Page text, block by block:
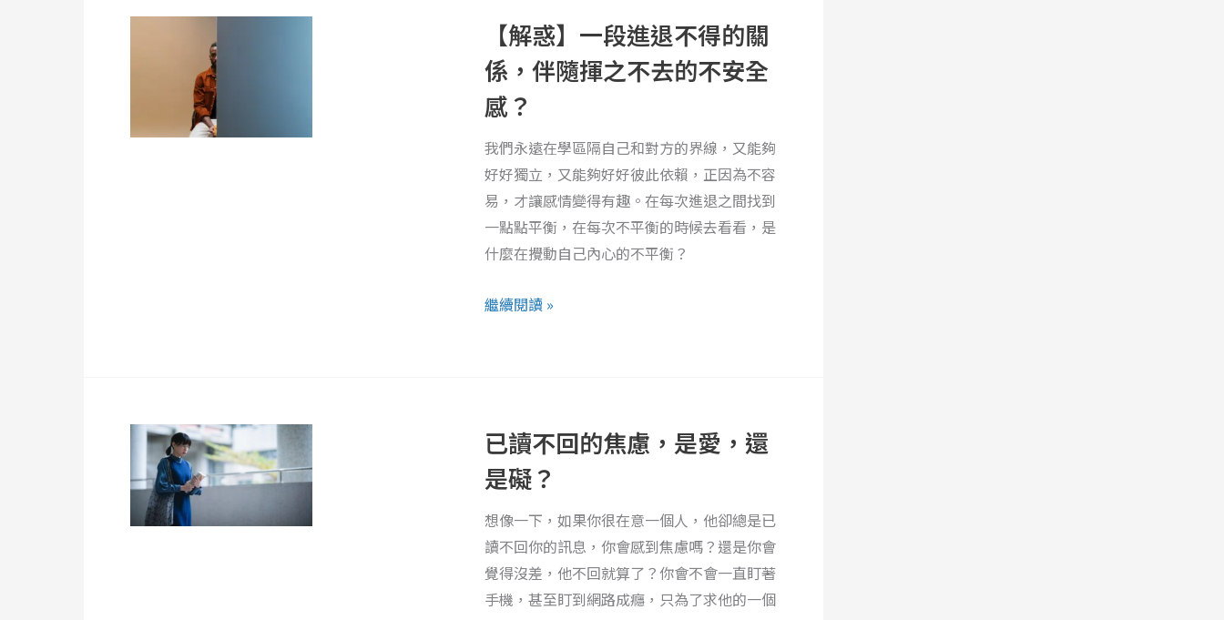
【解惑】一段進退不得的關
係，伴隨揮之不去的不安全
感？
我們永遠在學區隔自己和對方的界線，又能夠
好好獨立，又能夠好好彼此依賴，正因為不容
易，才讓感情變得有趣。在每次進退之間找到
一點點平衡，在每次不平衡的時候去看看，是
什麼在攪動自己內心的不平衡？
段
進
退
不
得
的
係，
隨
的
不
安
全
感？
繼續閱讀 »
已讀不回的焦慮，是愛，還
是礙？
想像一下，如果你很在意一個人，他卻總是已
讀不回你的訊息，你會感到焦慮嗎？還是你會
覺得沒差，他不回就算了？你會不會一直盯著
手機，甚至盯到網路成癮，只為了求他的一個
不
回
的
焦
慮，
是
愛，